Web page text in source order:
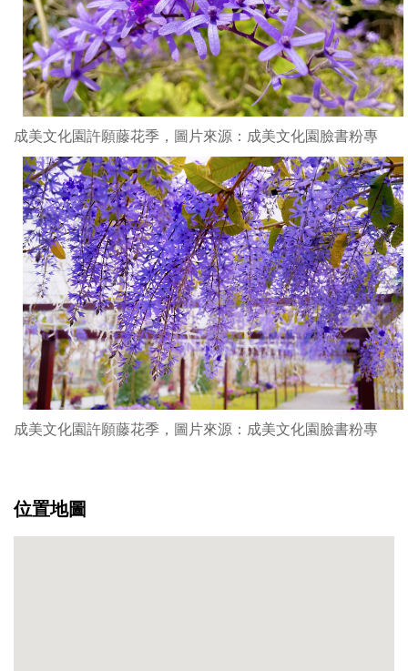
成美文化園許願藤花季，圖片來源：成美文化園臉書粉專
成美文化園許願藤花季，圖片來源：成美文化園臉書粉專
位置地圖